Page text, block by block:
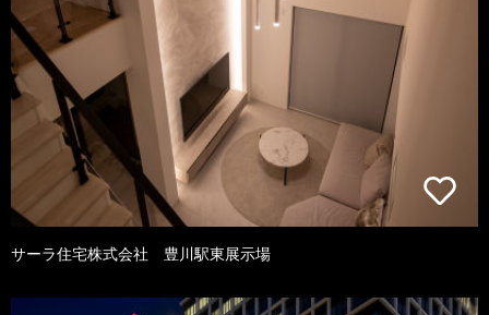
サーラ住宅株式会社 豊川駅東展示場